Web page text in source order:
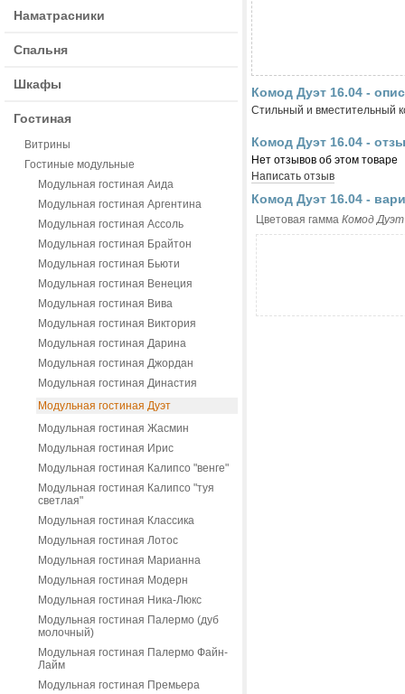
Наматрасники
Спальня
Шкафы
Гостиная
Витрины
Гостиные модульные
Модульная гостиная Аида
Модульная гостиная Аргентина
Модульная гостиная Ассоль
Модульная гостиная Брайтон
Модульная гостиная Бьюти
Модульная гостиная Венеция
Модульная гостиная Вива
Модульная гостиная Виктория
Модульная гостиная Дарина
Модульная гостиная Джордан
Модульная гостиная Династия
Модульная гостиная Дуэт
Модульная гостиная Жасмин
Модульная гостиная Ирис
Модульная гостиная Калипсо "венге"
Модульная гостиная Калипсо "туя
светлая"
Модульная гостиная Классика
Модульная гостиная Лотос
Модульная гостиная Марианна
Модульная гостиная Модерн
Модульная гостиная Ника-Люкс
Модульная гостиная Палермо (дуб
молочный)
Модульная гостиная Палермо Файн-
Лайм
Модульная гостиная Премьера
Комод Дуэт 16.04 -
Стильный и вместительный
Комод Дуэт 16.04 -
Нет отзывов об этом товаре
Написать отзыв
Комод Дуэт 16.04 -
Цветовая гамма Комод